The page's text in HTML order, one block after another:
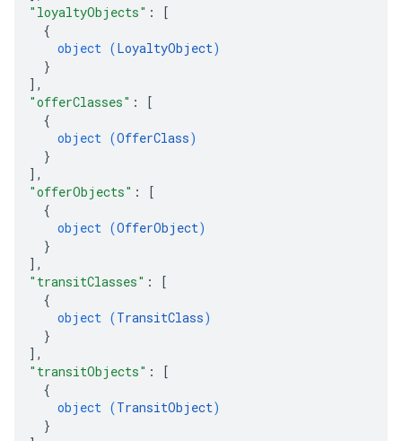
"loyaltyObjects" :
[
{
object (LoyaltyObject)
}
] ,
"offerClasses" :
[
{
object (OfferClass)
}
] ,
"offerObjects" :
[
{
object (OfferObject)
}
] ,
"transitClasses" :
[
{
object (TransitClass)
}
] ,
"transitObjects" :
[
{
object (TransitObject)
}